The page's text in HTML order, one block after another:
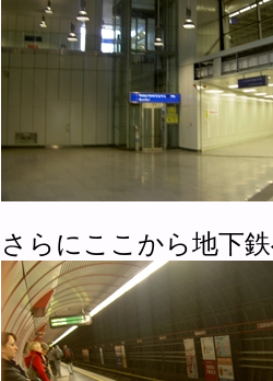
さらにここから地下